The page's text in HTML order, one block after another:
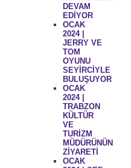
DEVAM
EDİYOR
OCAK
2024 |
JERRY VE
TOM
OYUNU
SEYİRCİYLE
BULUŞUYOR
OCAK
2024 |
TRABZON
KÜLTÜR
VE
TURİZM
MÜDÜRÜNÜN
ZİYARETİ
OCAK